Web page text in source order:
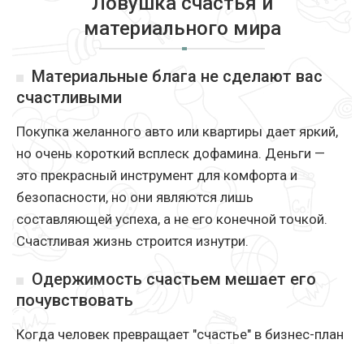
материального мира
Материальные блага не сделают вас
счастливыми
Покупка желанного авто или квартиры дает яркий,
но очень короткий всплеск дофамина. Деньги —
это прекрасный инструмент для комфорта и
безопасности, но они являются лишь
составляющей успеха, а не его конечной точкой.
Счастливая жизнь строится изнутри.
Одержимость счастьем мешает его
почувствовать
Когда человек превращает "счастье" в бизнес-план